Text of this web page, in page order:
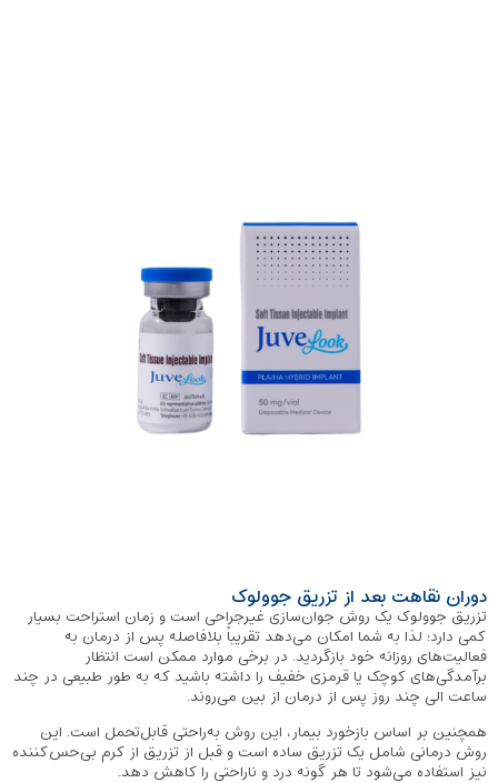
دوران نقاهت بعد از تزریق جوولوک
تزریق جوولوک یک روش جوان‌سازی غیرجراحی است و زمان استراحت بسیار
کمی دارد؛ لذا به شما امکان می‌دهد تقریباً بلافاصله پس از درمان به
فعالیت‌های روزانه خود بازگردید. در برخی موارد ممکن است انتظار
برآمدگی‌های کوچک یا قرمزی خفیف را داشته باشید که به طور طبیعی در چند
ساعت الی چند روز پس از درمان از بین می‌روند.
همچنین بر اساس بازخورد بیمار، این روش به‌راحتی قابل‌تحمل است. این
روش درمانی شامل یک تزریق ساده است و قبل از تزریق از کرم بی‌حس‌کننده
نیز استفاده می‌شود تا هر گونه درد و ناراحتی را کاهش دهد.